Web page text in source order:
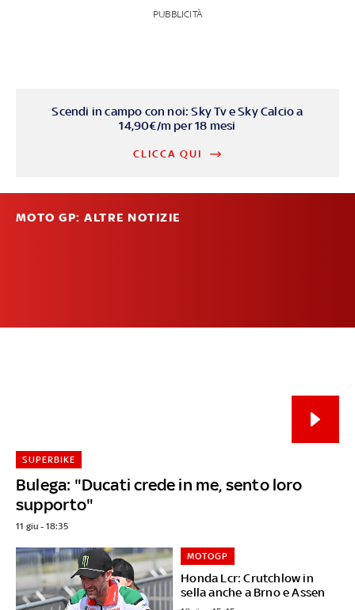
PUBBLICITÀ
Scendi in campo con noi: Sky Tv e Sky Calcio a
14,90€/m per 18 mesi
CLICCA QUI
MOTO GP: ALTRE NOTIZIE
Bulega: "Ducati crede in me, sento loro
supporto"
SUPERBIKE
11 giu - 18:35
Honda Lcr: Crutchlow in
sella anche a Brno e Assen
MOTOGP